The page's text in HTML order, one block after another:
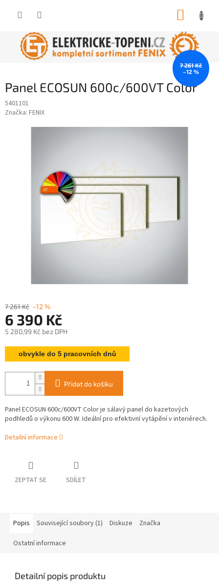
Panel ECOSUN 600c/600VT Color
5401101
Značka: FENIX
7 261 Kč
–12 %
7 261 Kč –12 %
6 390 Kč
5 280,99 Kč bez DPH
Měrná
cena:obvykle do 5 pracovních dnů
Přidat do košíku
Panel ECOSUN 600c/600VT Color je sálavý panel do kazetových
podhledů o výkonu 600 W. Ideální pro efektivní vytápění v interiérech.
Detailní informace
ZEPTAT SE SDÍLET
Popis Související soubory (1) Diskuze Značka
Ostatní informace
Detailní popis produktu